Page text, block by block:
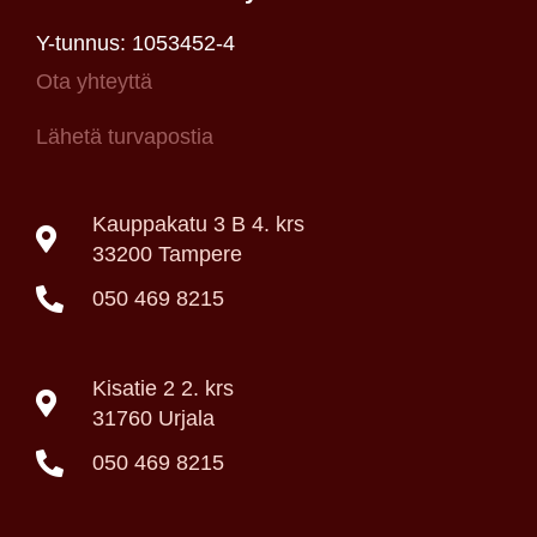
Y-tunnus: 1053452-4
Ota yhteyttä
Lähetä turvapostia
Kauppakatu 3 B 4. krs
33200 Tampere
050 469 8215
Kisatie 2 2. krs
31760 Urjala
050 469 8215